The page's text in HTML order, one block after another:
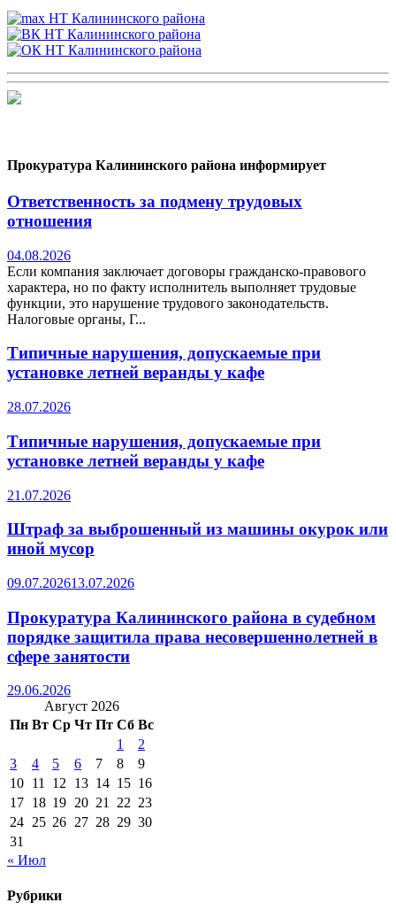
Прокуратура Калининского района информирует
Ответственность за подмену трудовых
отношения
04.08.2026
Если компания заключает договоры гражданско-правового
характера, но по факту исполнитель выполняет трудовые
функции, это нарушение трудового законодательств.
Налоговые органы, Г...
Типичные нарушения, допускаемые при
установке летней веранды у кафе
28.07.2026
Типичные нарушения, допускаемые при
установке летней веранды у кафе
21.07.2026
Штраф за выброшенный из машины окурок или
иной мусор
09.07.202613.07.2026
Прокуратура Калининского района в судебном
порядке защитила права несовершеннолетней в
сфере занятости
29.06.2026
Август 2026
Пн Вт Ср Чт Пт Сб Вс
1
2
3
4 5 6 7 8
9
10 11 12 13 14 15 16
17 18 19 20 21 22 23
24 25 26 27 28 29 30
31
« Июл
Рубрики